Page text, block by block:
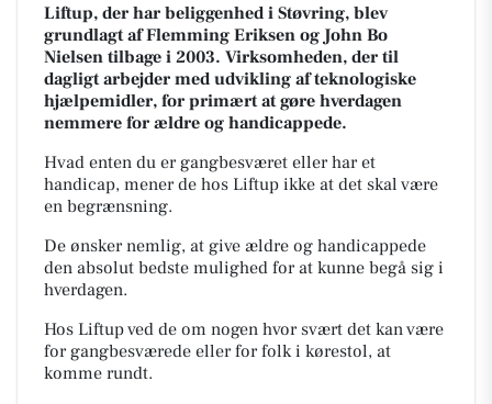
Liftup, der har beliggenhed i Støvring, blev
grundlagt af Flemming Eriksen og John Bo
Nielsen tilbage i 2003. Virksomheden, der til
dagligt arbejder med udvikling af teknologiske
hjælpemidler, for primært at gøre hverdagen
nemmere for ældre og handicappede.
Hvad enten du er gangbesværet eller har et
handicap, mener de hos Liftup ikke at det skal være
en begrænsning.
De ønsker nemlig, at give ældre og handicappede
den absolut bedste mulighed for at kunne begå sig i
hverdagen.
Hos Liftup ved de om nogen hvor svært det kan være
for gangbesværede eller for folk i kørestol, at
komme rundt.